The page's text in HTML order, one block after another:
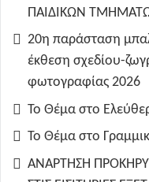
ΠΑΙΔΙΚΩΝ
20η παράσταση
έκθεση σχεδίου-
φωτογραφίας 2026
Το Θέμα στο
Το Θέμα στο
ΑΝΑΡΤΗΣΗ